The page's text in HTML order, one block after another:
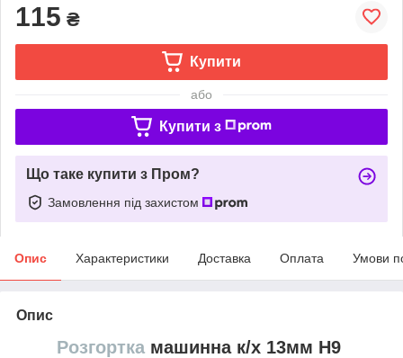
115 ₴
Купити
або
Купити з
Що таке купити з Пром?
Замовлення під захистом
Опис Характеристики Доставка Оплата Умови
Опис
Розгортка машинна к/х 13мм Н9